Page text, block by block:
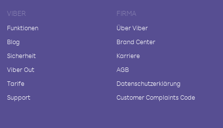
VIBER
Funktionen
Blog
Sicherheit
Viber Out
Tarife
Support
FIRMA
Über Viber
Brand Center
Karriere
AGB
Datenschutzerklärung
Customer Complaints Code